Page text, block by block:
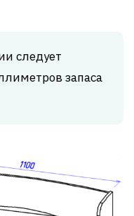
следует
запаса